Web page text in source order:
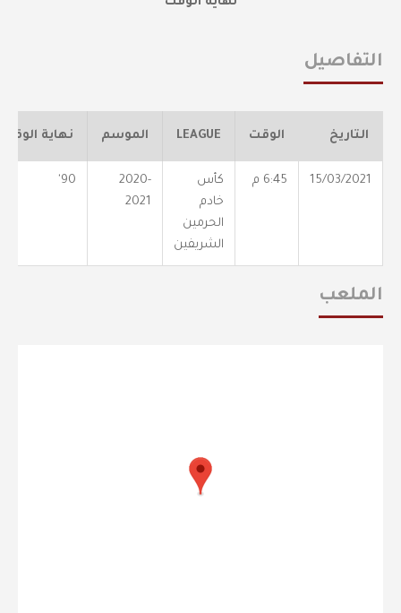
التفاصيل
التاريخ الوقت LEAGUE الموسم نهاية الوقت
15/03/2021 6:45 م
كأس
خادم
الحرمين
الشريفين
2020-
2021
90'
الملعب